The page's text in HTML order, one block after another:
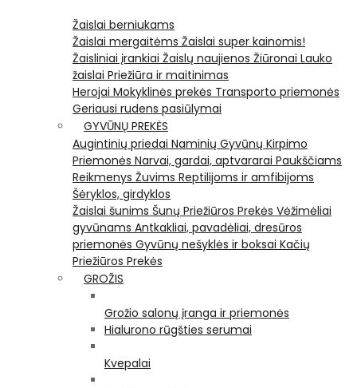
Žaislai berniukams
Žaislai mergaitėms Žaislai super kainomis!
Žaisliniai įrankiai Žaislų naujienos Žiūronai Lauko
žaislai Priežiūra ir maitinimas
Herojai Mokyklinės prekės Transporto priemonės
Geriausi rudens pasiūlymai
GYVŪNŲ PREKĖS
Augintinių priedai Naminių Gyvūnų Kirpimo
Priemonės Narvai, gardai, aptvararai Paukščiams
Reikmenys Žuvims Reptilijoms ir amfibijoms
Šėryklos, girdyklos
Žaislai šunims Šunų Priežiūros Prekės Vėžimėliai
gyvūnams Antkakliai, pavadėliai, dresūros
priemonės Gyvūnų nešyklės ir boksai Kačių
Priežiūros Prekės
GROŽIS
Grožio salonų įranga ir priemonės
Hialurono rūgšties serumai
Kvepalai